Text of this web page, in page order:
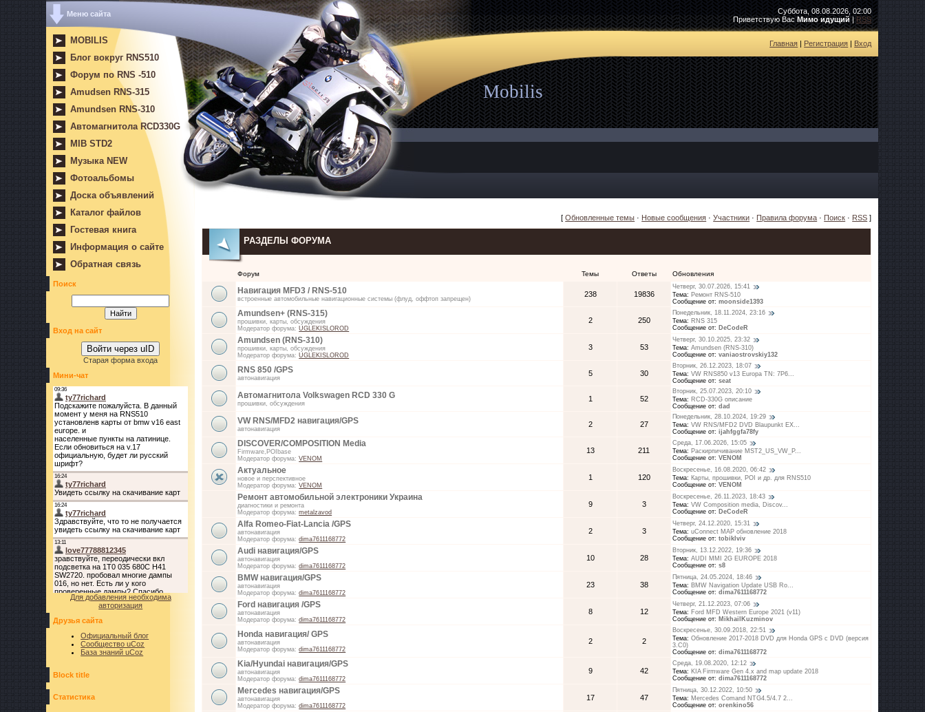
Меню сайта
MOBILIS
Блог вокруг RNS510
Форум по RNS -510
Amudsen RNS-315
Amundsen RNS-310
Автомагнитола RCD330G
MIB STD2
Музыка NEW
Фотоальбомы
Доска объявлений
Каталог файлов
Гостевая книга
Информация о сайте
Обратная связь
Поиск
Вход на сайт
Войти через uID
Старая форма входа
Мини-чат
Для добавления необходима
авторизация
Друзья сайта
Официальный блог
Сообщество uCoz
База знаний uCoz
Block title
Статистика
Суббота, 08.08.2026, 02:00
Приветствую Вас Мимо идущий|RSS
Главная | Регистрация | Вход
Mobilis
[Обновленные темы · Новые сообщения ·Участники · Правила форума · Поиск · RSS ]
РАЗДЕЛЫ ФОРУМА
Форум Темы Ответы Обновления
Навигация MFD3 / RNS-510
встроенные автомобильные навигационные системы (флуд, оффтоп запрещен)
238 19836
Четверг, 30.07.2026, 15:41
Тема: Ремонт RNS-510
Сообщение от:moonside1393
Amundsen+ (RNS-315)
прошивки, карты, обсуждения
Модератор форума:UGLEKISLOROD
2 250
Понедельник, 18.11.2024, 23:16
Тема: RNS 315
Сообщение от: DeCodeR
Amundsen (RNS-310)
прошивки, карты, обсуждения
Модератор форума:UGLEKISLOROD
3 53
Четверг, 30.10.2025, 23:32
Тема:Amundsen (RNS-310)
Сообщение от:vaniaostrovskiy132
RNS 850 /GPS
автонавигация
5 30
Вторник, 26.12.2023, 18:07
Тема:VW RNS850 v13 Europa TN: 7P6...
Сообщение от:seat
Автомагнитола Volkswagen RCD 330 G
прошивки, обсуждения
1 52
Вторник, 25.07.2023, 20:10
Тема: RCD-330G описание
Сообщение от:dad
VW RNS/MFD2 навигация/GPS
автонавигация
2 27
Понедельник, 28.10.2024, 19:29
Тема:VW RNS/MFD2 DVD Blaupunkt EX...
Сообщение от:ijahfggfa78fy
DISCOVER/COMPOSITION Media
Firmware,POIbase
Модератор форума:VENOM
13 211
Среда, 17.06.2026, 15:05
Тема: Раскирпичивание MST2_US_VW_P...
Сообщение от:VENOM
Актуальное
новое и перспективное
Модератор форума:VENOM
1 120
Воскресенье, 16.08.2020, 06:42
Тема: Карты, прошивки, POI и др. для RNS510
Сообщение от:VENOM
Ремонт автомобильной электроники Украина
диагностики и ремонта
Модератор форума:metalzavod
9 3
Воскресенье, 26.11.2023, 18:43
Тема:VW Composition media, Discov...
Сообщение от: DeCodeR
Alfa Romeo-Fiat-Lancia /GPS
автонавигация
Модератор форума:dima7611168772
2 3
Четверг, 24.12.2020, 15:31
Тема:uConnect MAP обновление 2018
Сообщение от:tobiklviv
Audi навигация/GPS
автонавигация
Модератор форума:dima7611168772
10 28
Вторник, 13.12.2022, 19:36
Тема:AUDI MMI 2G EUROPE 2018
Сообщение от:s8
BMW навигация/GPS
автонавигация
Модератор форума:dima7611168772
23 38
Пятница, 24.05.2024, 18:46
Тема: BMW Navigation Update USB Ro...
Сообщение от:dima7611168772
Ford навигация /GPS
автонавигация
Модератор форума:dima7611168772
8 12
Четверг, 21.12.2023, 07:06
Тема: Ford MFD Western Europe 2021 (v11)
Сообщение от: MikhailKuzminov
Honda навигация/ GPS
автонавигация
Модератор форума:dima7611168772
2 2
Воскресенье, 30.09.2018, 22:51
Тема:Обновление 2017-2018 DVD для Honda GPS с DVD (версия
3.C0)
Сообщение от:dima7611168772
Kia/Hyundai навигация/GPS
автонавигация
Модератор форума:dima7611168772
9 42
Среда, 19.08.2020, 12:12
Тема: KIA Firmware Gen 4.x and map update 2018
Сообщение от:dima7611168772
Mercedes навигация/GPS
автонавигация
Модератор форума:dima7611168772
17 47
Пятница, 30.12.2022, 10:50
Тема: Mercedes Comand NTG4.5/4.7 2...
Сообщение от:orenkino56